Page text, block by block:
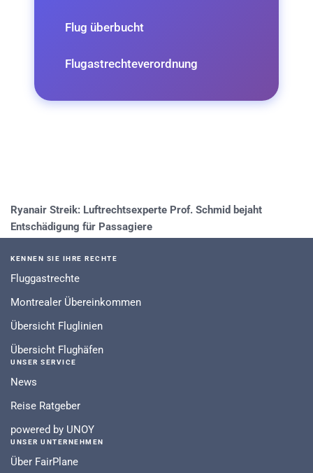
Flug überbucht
Flugastrechteverordnung
Ryanair Streik: Luftrechtsexperte Prof. Schmid bejaht
Entschädigung für Passagiere
KENNEN SIE IHRE RECHTE
Fluggastrechte
Montrealer Übereinkommen
Übersicht Fluglinien
Übersicht Flughäfen
UNSER SERVICE
News
Reise Ratgeber
powered by UNOY
UNSER UNTERNEHMEN
Über FairPlane